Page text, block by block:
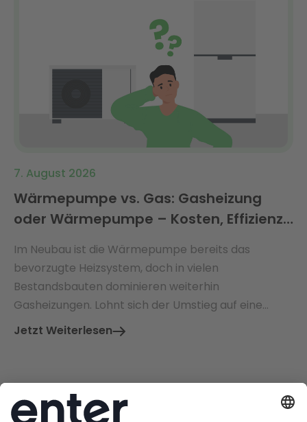
7. August 2026
Wärmepumpe vs. Gas: Gasheizung
oder Wärmepumpe – Kosten, Effizienz
Im Neubau ist die Wärmepumpe bereits das
bevorzugte Heizsystem, doch in vielen
Bestandsbauten dominieren weiterhin
Gasheizungen. Lohnt sich der Umstieg auf eine
Wärmepumpe – und welche Vorteile bieten beide
Jetzt Weiterlesen